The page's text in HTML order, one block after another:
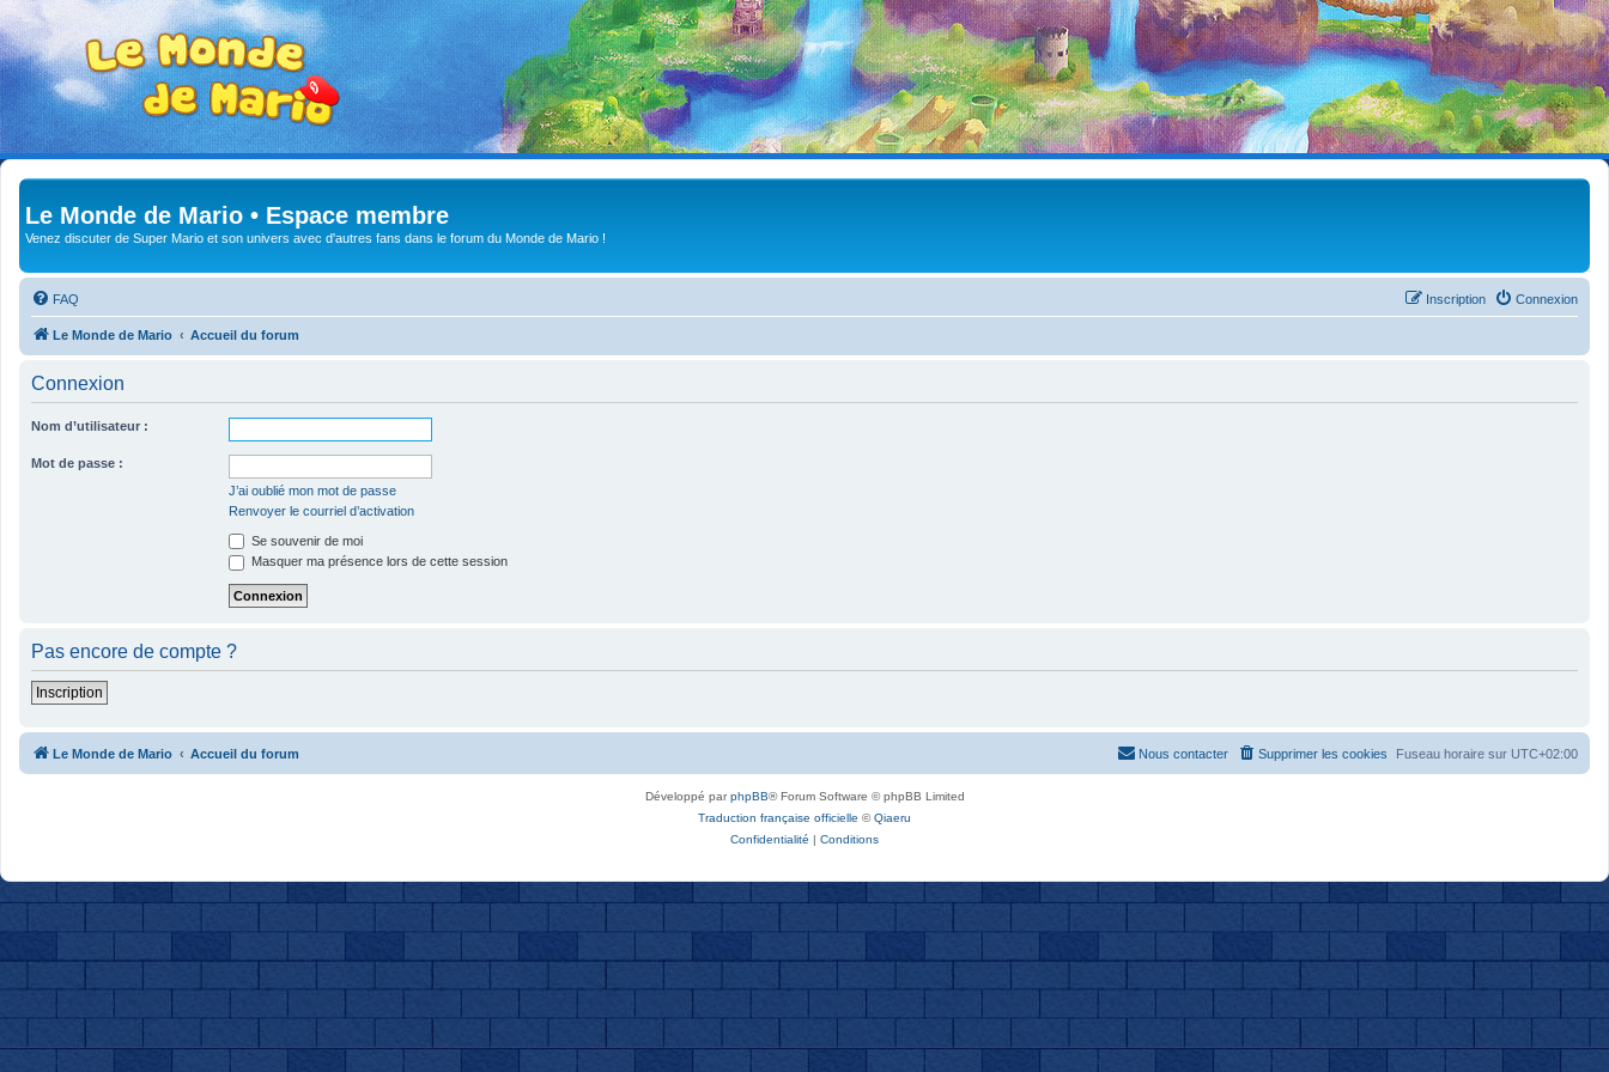
Le Monde de Mario • Espace membre
Venez discuter de Super Mario et son univers avec d'autres fans dans le forum du Monde de Mario !
FAQ Connexion
Inscription
Le Monde de Mario Accueil du forum
Connexion
Nom d’utilisateur :
Mot de passe :
J’ai oublié mon mot de passe
Renvoyer le courriel d’activation
Se souvenir de moi
Masquer ma présence lors de cette session
Pas encore de compte ?
Inscription
Le Monde de Mario Accueil du forum Fuseau horaire sur UTC+02:00
Supprimer les cookies
Nous contacter
Développé parphpBB® Forum Software © phpBB Limited
Traduction française officielle ©Qiaeru
Confidentialité | Conditions